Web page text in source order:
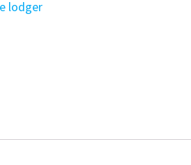
lodger